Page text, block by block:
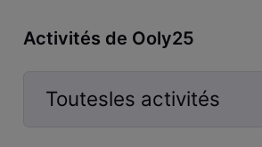
Activités de Ooly25
Toutesles activités